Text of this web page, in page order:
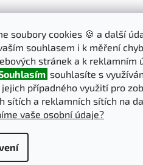
soubory cookies 🍪 a další
souhlasem i k měření
stránek a k reklamním
souhlasíte s
jejich případného využití pro
sítích a reklamních sítích na
vaše osobní údaje?
Upravit nastavení cookies